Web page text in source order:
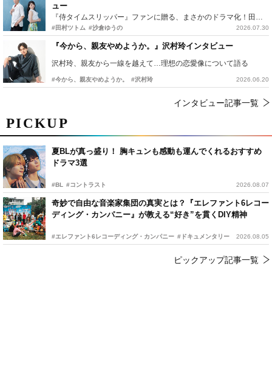
PICKUP
夏BLが真っ盛り！ 胸キュンも感動も運んでくれるおすすめ
ドラマ3選
#BL #コントラスト 2026.08.07
奇妙で自由な音楽家集団の真実とは？『エレファント6レコー
ディング・カンパニー』が教える“好き”を貫くDIY精神
#エレファント6レコーディング・カンパニー #ドキュメンタリー 2026.08.05
ピックアップ記事一覧
ュー
『侍タイムスリッパー』ファンに贈る、まさかのドラマ化！田村ツトム×沙倉ゆうのが語る『心配無用ノ介』撮影秘話
#田村ツトム #沙倉ゆうの 2026.07.30
『今から、親友やめようか。』沢村玲インタビュー
沢村玲、親友から一線を越えて…理想の恋愛像について語る
#今から、親友やめようか。 #沢村玲 2026.06.20
インタビュー記事一覧